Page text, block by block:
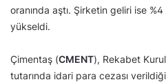
oranında aştı. Şirketin geliri ise
yükseldi.
Çimentaş (CMENT), Rekabet
tutarında idari para cezası